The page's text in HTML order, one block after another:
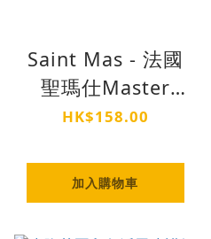
Saint Mas - 法國
聖瑪仕Master
329自由紅酒
HK$158.00
加入購物車